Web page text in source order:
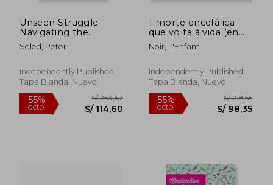
55%
dcto.
S/ 159,14 55%
dcto.
Unseen Struggle -
Navigating the
Complex World of
Chronic Fatigue
Seled, Peter
Independently Published,
Tapa Blanda, Nuevo
1 morte encefálica
que volta à vida (en
Portugués)
Noir, L'Enfant
Independently Published,
Tapa Blanda, Nuevo